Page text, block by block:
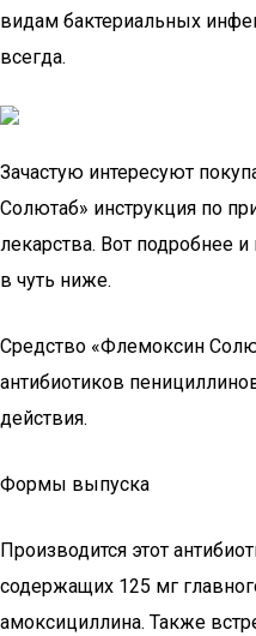
видам бактериальных
всегда.
Зачастую интересуют
Солютаб» инструкция по
лекарства. Вот подробнее
в чуть ниже.
Средство «Флемоксин
антибиотиков
действия.
Формы выпуска
Производится этот
содержащих 125 мг
амоксициллина. Также